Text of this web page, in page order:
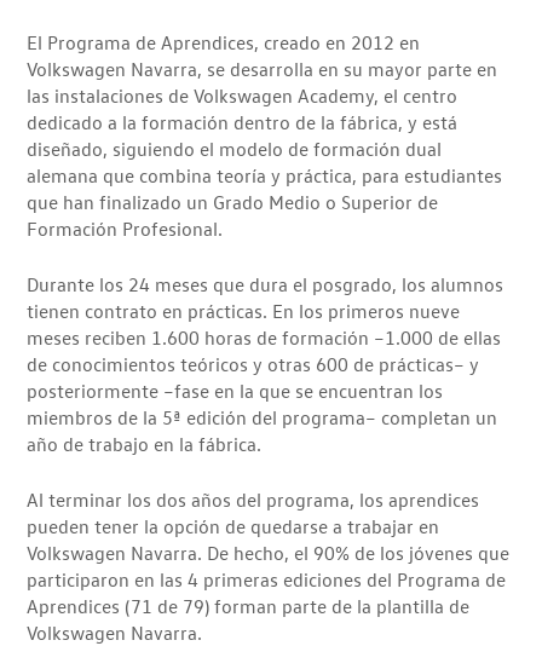
El Programa de Aprendices, creado en 2012 en
Volkswagen Navarra, se desarrolla en su mayor parte en
las instalaciones de Volkswagen Academy, el centro
dedicado a la formación dentro de la fábrica, y está
diseñado, siguiendo el modelo de formación dual
alemana que combina teoría y práctica, para estudiantes
que han finalizado un Grado Medio o Superior de
Formación Profesional.
Durante los 24 meses que dura el posgrado, los alumnos
tienen contrato en prácticas. En los primeros nueve
meses reciben 1.600 horas de formación –1.000 de ellas
de conocimientos teóricos y otras 600 de prácticas– y
posteriormente –fase en la que se encuentran los
miembros de la 5ª edición del programa– completan un
año de trabajo en la fábrica.
Al terminar los dos años del programa, los aprendices
pueden tener la opción de quedarse a trabajar en
Volkswagen Navarra. De hecho, el 90% de los jóvenes que
participaron en las 4 primeras ediciones del Programa de
Aprendices (71 de 79) forman parte de la plantilla de
Volkswagen Navarra.